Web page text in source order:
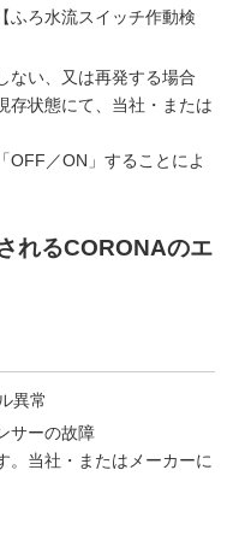
ふろ水流スイッチ作動検
ない、又は再発する場合
存状態にて、当社・または
OFF／ON」することによ
れるCORONAのエ
異常
サーの故障
。当社・またはメーカーに